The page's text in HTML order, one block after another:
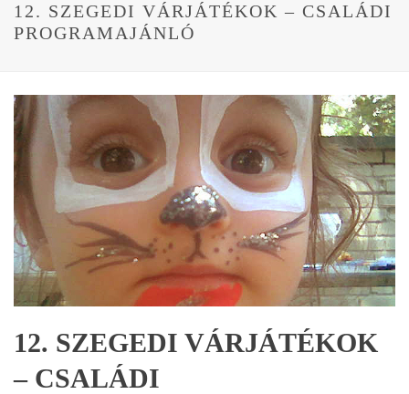
12. SZEGEDI VÁRJÁTÉKOK – CSALÁDI
PROGRAMAJÁNLÓ
12. SZEGEDI VÁRJÁTÉKOK
– CSALÁDI